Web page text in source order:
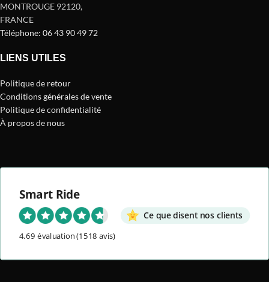
MONTROUGE 92120,
FRANCE
Téléphone: 06 43 90 49 72
LIENS UTILES
Politique de retour
Conditions générales de vente
Politique de confidentialité
À propos de nous
Smart Ride
Ce que disent nos clients
4.69 évaluation(1518 avis)